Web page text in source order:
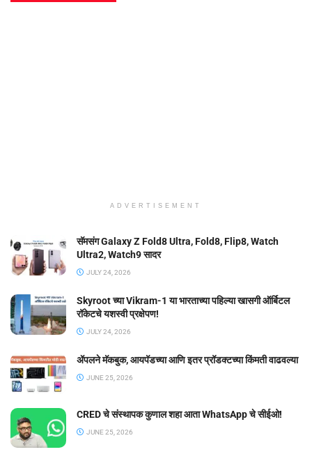
ADVERTISEMENT
सॅमसंग Galaxy Z Fold8 Ultra, Fold8, Flip8, Watch
Ultra2, Watch9 सादर
JULY 24, 2026
Skyroot च्या Vikram-1 या भारताच्या पहिल्या खासगी ऑर्बिटल
रॉकेटचे यशस्वी प्रक्षेपण!
JULY 24, 2026
ॲपलने मॅकबुक, आयपॅडच्या आणि इतर प्रॉडक्टच्या किंमती वाढवल्या
JUNE 25, 2026
CRED चे संस्थापक कुणाल शहा आता WhatsApp चे सीईओ!
JUNE 25, 2026